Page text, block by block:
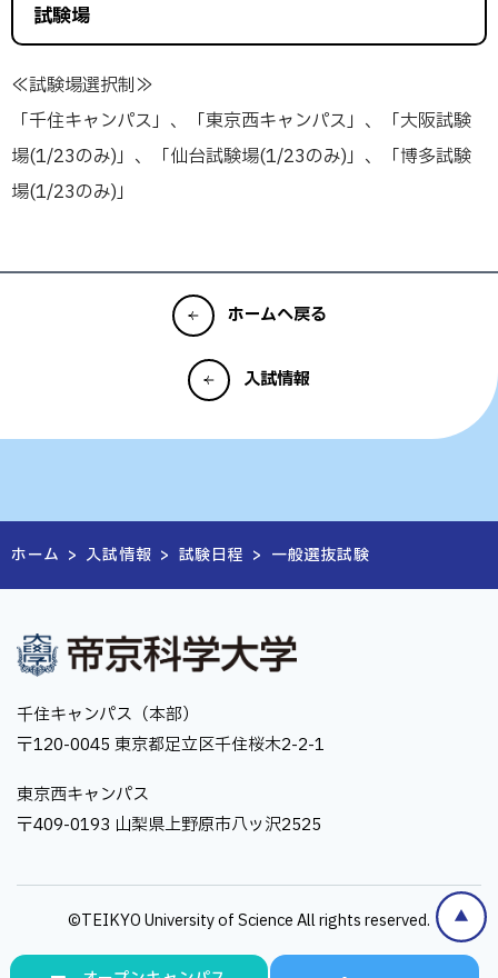
試験場
≪試験場選択制≫
「千住キャンパス」、「東京西キャンパス」、「大阪試験
場(1/23のみ)」、「仙台試験場(1/23のみ)」、「博多試験
場(1/23のみ)」
入試情報
ホームへ戻る
ホーム > 入試情報 > 試験日程 > 一般選抜試験
千住キャンパス（本部）
〒120-0045 東京都足立区千住桜木2-2-1
東京西キャンパス
〒409-0193 山梨県上野原市八ッ沢2525
©TEIKYO University of Science All rights reserved.